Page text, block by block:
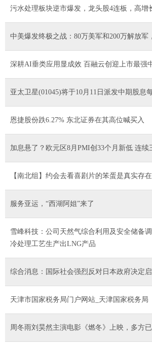
污水处理板块逆市爆发，龙头股4连板，高增
中美爆发终极之战：80万美军和200万解放军
深耕AI垂类应用显成效 百融云创迎上市最强
亚太卫星(01045)将于10月11日派发中期股息
恩捷股份跌6.27% 东北证券在其高位喊买入
加息悬了？欧元区8月PMI创33个月新低 连续
【南北组】约会去看喜剧片的笨蛋是真实存
服务亚运，“西湖阿姐”来了
雪峰科技：公司天然气综合利用及安全储备
冷处理工艺生产出LNG产品
综合消息：国际社会强烈反对日本政府决定
天津市国家税务局门户网站_天津国家税务局
周冬雨刘昊然主演电影《燃冬》上映，多方